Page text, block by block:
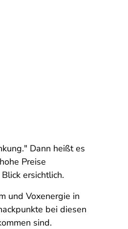
Dann heißt es
Preise
ersichtlich.
und Voxenergie in
bei diesen
sind.